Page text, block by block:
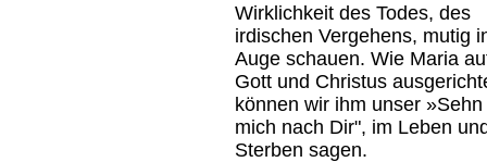
Wirklichkeit des Todes, des
irdischen Vergehens, mutig
Auge schauen. Wie Maria
Gott und Christus
können wir ihm unser »Sehn
mich nach Dir", im Leben
Sterben sagen.